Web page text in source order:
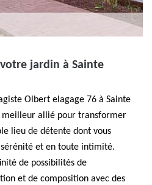
jardin à Sainte
Olbert elagage 76 à Sainte
meilleur allié pour transformer
lieu de détente dont vous
et en toute intimité.
de possibilités de
et de composition avec des